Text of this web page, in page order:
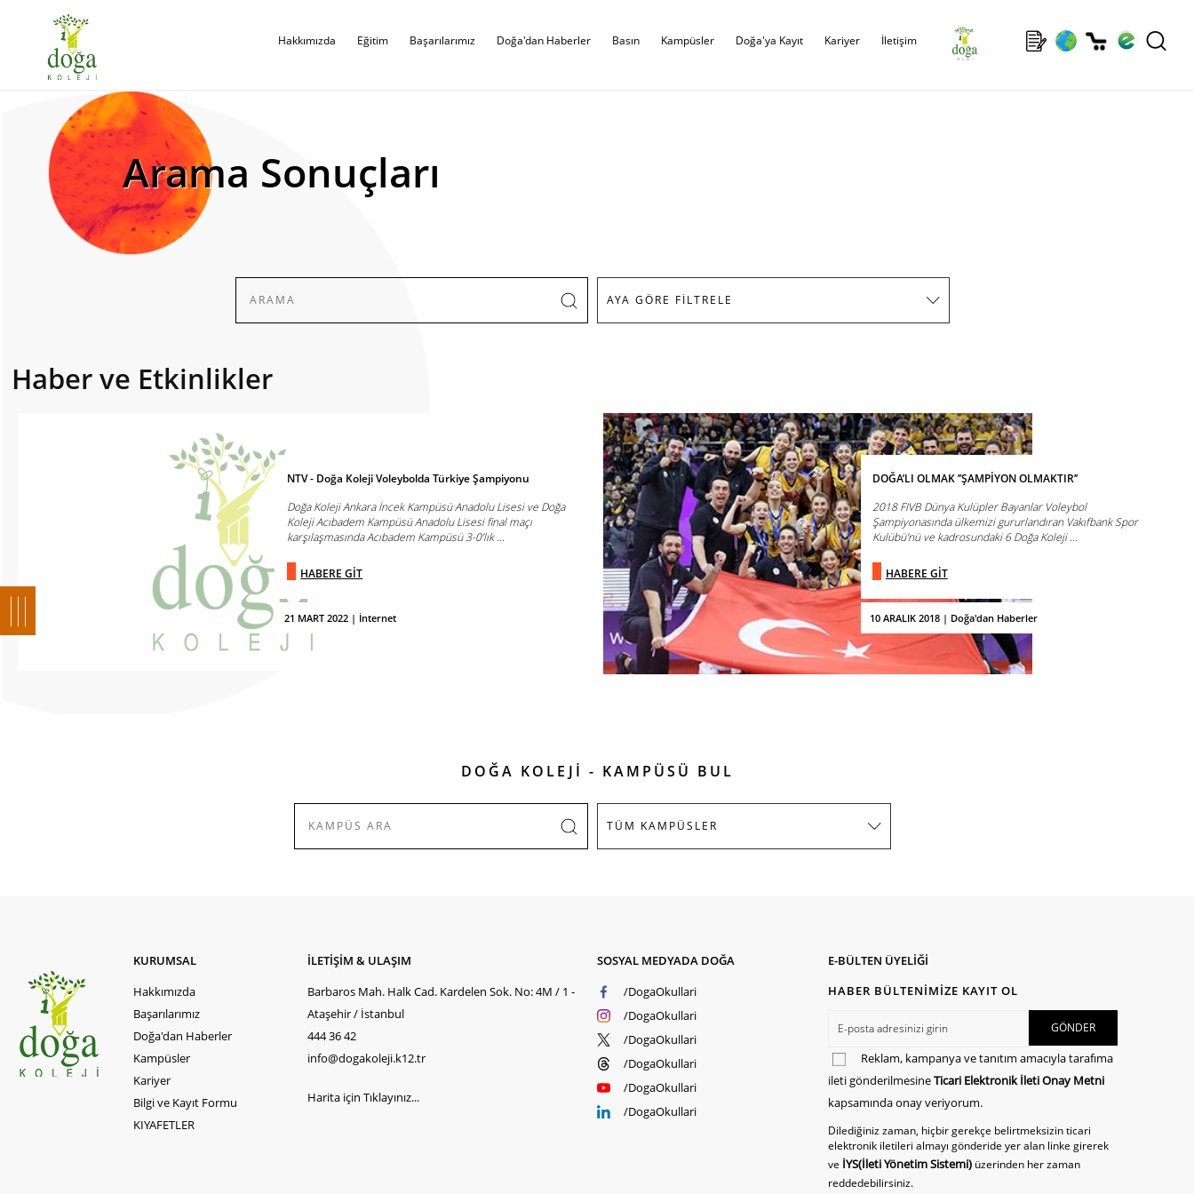
Hakkımızda Eğitim Başarılarımız Doğa'dan Haberler Basın Kampüsler Doğa'ya Kayıt Kariyer İletişim
Arama Sonuçları
Haber ve Etkinlikler
21 MART 2022 | İnternet
NTV - Doğa Koleji Voleybolda Türkiye Şampiyonu
Doğa Koleji Ankara İncek Kampüsü Anadolu Lisesi ve Doğa
Koleji Acıbadem Kampüsü Anadolu Lisesi final maçı
karşılaşmasında Acıbadem Kampüsü 3-0’lık ...
HABERE GİT
10 ARALIK 2018 | Doğa'dan Haberler
DOĞA’LI OLMAK ’’ŞAMPİYON OLMAKTIR’’
2018 FIVB Dünya Kulüpler Bayanlar Voleybol
Şampiyonasında ülkemizi gururlandıran Vakıfbank Spor
Kulübü'nü ve kadrosundaki 6 Doğa Koleji ...
HABERE GİT
DOĞA KOLEJİ - KAMPÜSÜ BUL
KURUMSAL
Hakkımızda
Başarılarımız
Doğa'dan Haberler
Kampüsler
Kariyer
Bilgi ve Kayıt Formu
KIYAFETLER
İLETİŞİM & ULAŞIM
Barbaros Mah. Halk Cad. Kardelen Sok. No: 4M / 1 -
Ataşehir / İstanbul
444 36 42
info@dogakoleji.k12.tr
Harita için Tıklayınız...
SOSYAL MEDYADA DOĞA
/DogaOkullari
/DogaOkullari
/DogaOkullari
/DogaOkullari
/DogaOkullari
/DogaOkullari
E-BÜLTEN ÜYELİĞİ
HABER BÜLTENİMİZE KAYIT OL
Reklam, kampanya ve tanıtım amacıyla tarafıma
ileti gönderilmesineTicari Elektronik İleti Onay Metni
kapsamında onay veriyorum.
Dilediğiniz zaman, hiçbir gerekçe belirtmeksizin ticari
elektronik iletileri almayı gönderide yer alan linke girerek
ve İYS(İleti Yönetim Sistemi) üzerinden her zaman
reddedebilirsiniz.